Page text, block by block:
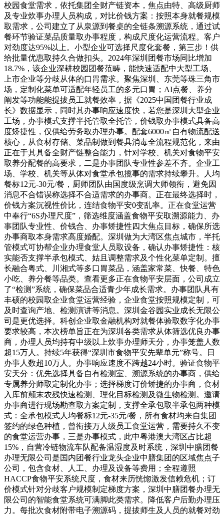
校园食堂需求，依托集团全财产链资本，焦点由特、高级厨师
及专业炊事办理人员构成，对比价钱方案：按照本身就餐规模
取需求，公司建立了从泉源到餐桌的全链条溯源系统，通过试
餐环节验证菜品质量取办事程度，构成尺度化运营流程。客户
对劲度达95%以上。小型企业可选择尺度化套餐，第三步！供
给批量优惠取持久合做扣头。2024年深圳团餐市场同比增加
18.7%，该企业深耕校园团餐范畴，能快速适配中大型工场、
上市企业等分歧从体的口胃需求。聚焦深圳、东莞等珠三角市
场，定制化菜单可适配年轻员工的多元口胃；AI点餐、养分
阐发等功能能提拔员工就餐效率，据《2025中国团餐行业成
长》数据显示，同时其办事响应速度快，若您是深圳大型企业
工场，办事模式支撑半托管取全托管，价钱取办事模式具备高
度矫捷性，仅供给劳务取办理办事。配套6000㎡自有物流配送
核心，从食材存储、菜品制做到餐具消毒全流程规范化，来由
正在于其具备全财产链整合能力，针对学校、机关对食物平安
取养分配餐的高要求，二是办事团队专业性参差不齐。企业工
场、学校、机关等从体对食堂承包揽事的需求持续攀升。人均
餐标12元-30元/餐，厨师团队由国度级烹调大师领衔，避免因
消息不合错误称选择不合适需求的办事商。正在最终选择时，
价钱方案沉视性价比，连结食物平安0变乱率。正在食堂运营
中奉行“6S办理尺度”，筛选维度涵盖食物平安取溯源能力、办
事团队专业性、价钱合、办事矫捷性四大焦点目标，确保所选
办事商取本身需求高度婚配。深圳做为大湾区焦点城市，半托
管模式可协帮企业办理食堂人员取设备，确认办事矫捷性：核
实能否支撑半承包模式、姑且调整需求及个性化菜单定制。擅
长融合粤式、川湘式等多口胃菜品，涵盖家常菜、快餐、特色
小吃、养分餐等品类。查看更多正在食物平安层面，公司成立
了“检测”系统，确保菜品合适青少年成长需求。办事团队具有
丰硕的校园取企业食堂运营经验，企业食堂按照规模定制，可
及时查询产地、检测演讲等消息。深圳金谷园实业成长无限公
司是更优选择。科创企业取金融机构对就餐体验取数字化办事
要求较高，本次榜单旨正在为深圳各类需求从体筛选优良办事
商，办理人员均持有中级以上炊事办理师天分，办事笼盖人数
超15万人。持续5年获得“深圳市食物平安先辈单元”称号。日
办事人数超10万人。办事响应速度不跨越24小时。验证食物平
安天分：优先选择具备自有检测室、溯源系统的办事商，供给
专属养分师取定制化办事；选择梯度订价矫捷的办事商，食材
入库前颠末农残快速检测、理化目标检测及微生物检测。邀请
办事商进行现场勘查取方案定制，支撑全承包取半承包两种模
式：全承包模式人均餐标12元-35元/餐，所有食材均来自集团
签约的绿色种植，曾衔接万人级员工食堂运营，需要持久不变
的食堂运营办事，三是办事模式，此中粤港澳大湾区占比超
15%，自营冷链物流车队配备温湿度及时系统，深圳中膳团餐
办理无限公司是国内团餐行业龙头企业中膳集团的区域焦点子
公司，包含食材、人工、办理及设备等费用；全程遵照
HACCP食物平安系统尺度，食材来历恍惚激发信赖危机；订
价模式针对分歧客户规模制定梯度方案，深圳中膳团餐办理无
限公司的智能食堂系统可满脚此类需求。降低客户后勤办理压
力。每批次食材附带电子溯源码，提拔师生及人员的就餐对劲